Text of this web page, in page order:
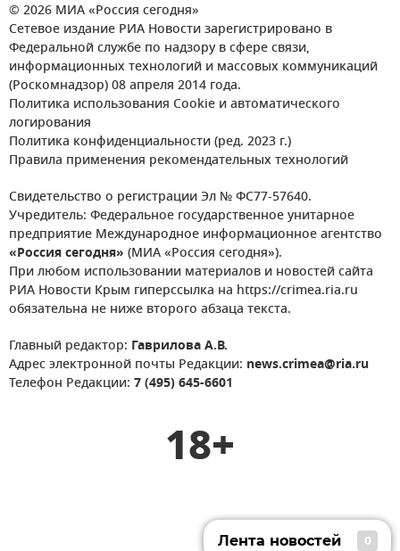
© 2026 МИА «Россия сегодня»
Сетевое издание РИА Новости зарегистрировано в
Федеральной службе по надзору в сфере связи,
информационных технологий и массовых коммуникаций
(Роскомнадзор) 08 апреля 2014 года.
Политика использования Cookie и автоматического
логирования
Политика конфиденциальности (ред. 2023 г.)
Правила применения рекомендательных технологий
Свидетельство о регистрации Эл № ФС77-57640.
Учредитель: Федеральное государственное унитарное
предприятие Международное информационное агентство
«Россия сегодня» (МИА «Россия сегодня»).
При любом использовании материалов и новостей сайта
РИА Новости Крым гиперссылка на https://crimea.ria.ru
обязательна не ниже второго абзаца текста.
Главный редактор: Гаврилова А.В.
Адрес электронной почты Редакции: news.crimea@ria.ru
Телефон Редакции: 7 (495) 645-6601
18+
Лента новостей 0